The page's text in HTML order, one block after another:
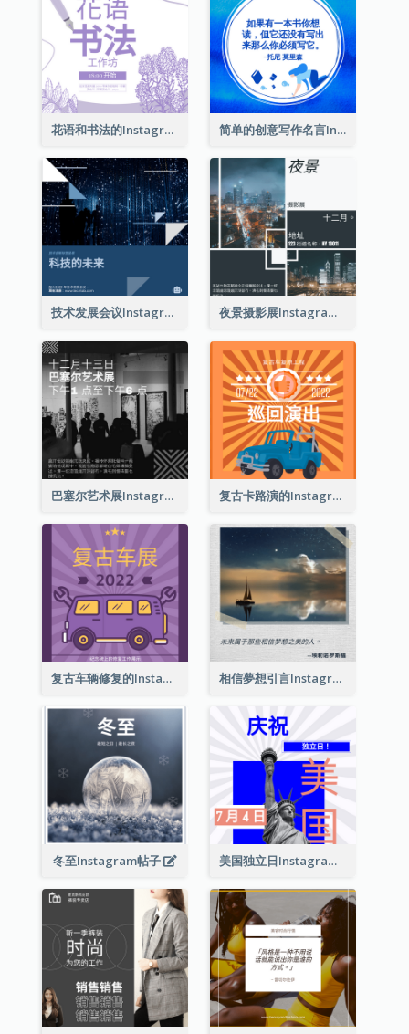
花语和书法的Instagram帖子 简单的创意写作名言Instagram帖子
技术发展会议Instagram帖子 夜景摄影展Instagram贴子
巴塞尔艺术展Instagram帖子 复古卡路演的Instagram帖子
复古车辆修复的Instagram帖子 相信夢想引言Instagram帖子
冬至Instagram帖子 美国独立日Instagram帖子